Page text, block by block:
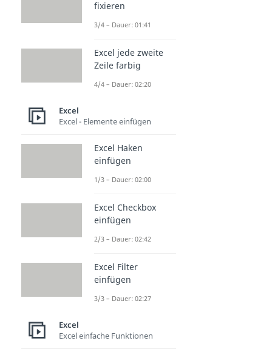
fixieren
3/4 – Dauer: 01:41
Excel jede zweite
Zeile farbig
4/4 – Dauer: 02:20
Excel
Excel - Elemente einfügen
Excel Haken
einfügen
1/3 – Dauer: 02:00
Excel Checkbox
einfügen
2/3 – Dauer: 02:42
Excel Filter
einfügen
3/3 – Dauer: 02:27
Excel
Excel einfache Funktionen